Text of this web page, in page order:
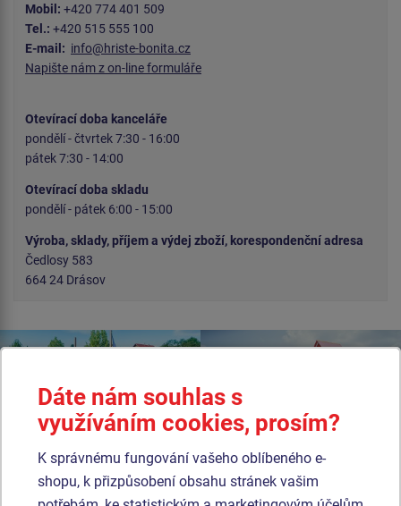
Mobil: +420 774 401 509
Tel.: +420 515 555 100
E-mail: info@hriste-bonita.cz
Napište nám z on-line formuláře
Otevírací doba kanceláře
pondělí - čtvrtek 7:30 - 16:00
pátek 7:30 - 14:00
Otevírací doba skladu
pondělí - pátek 6:00 - 15:00
Výroba, sklady, příjem a výdej zboží, korespondenční adresa
Čedlosy 583
664 24 Drásov
Dáte nám souhlas s
využíváním cookies, prosím?
K správnému fungování vašeho oblíbeného e-
shopu, k přizpůsobení obsahu stránek vašim